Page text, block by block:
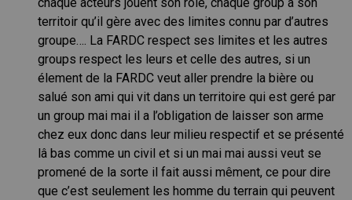
territoir qu’il gère avec des limites connu par d’autres
groupe…. La FARDC respect ses limites et les autres
groups respect les leurs et celle des autres, si un
élement de la FARDC veut aller prendre la bière ou
salué son ami qui vit dans un territoire qui est geré par
un group mai mai il a l’obligation de laisser son arme
chez eux donc dans leur milieu respectif et se présenté
lâ bas comme un civil et si un mai mai aussi veut se
promené de la sorte il fait aussi mêment, ce pour dire
que c’est seulement les homme du terrain qui peuvent